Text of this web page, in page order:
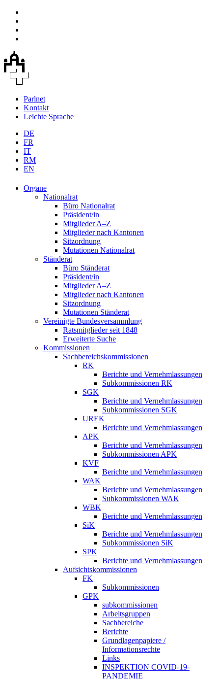
Parlnet
Kontakt
Leichte Sprache
DE
FR
IT
RM
EN
Organe
Nationalrat
Büro Nationalrat
Präsident/in
Mitglieder A–Z
Mitglieder nach Kantonen
Sitzordnung
Mutationen Nationalrat
Ständerat
Büro Ständerat
Präsident/in
Mitglieder A–Z
Mitglieder nach Kantonen
Sitzordnung
Mutationen Ständerat
Vereinigte Bundesversammlung
Ratsmitglieder seit 1848
Erweiterte Suche
Kommissionen
Sachbereichskommissionen
RK
Berichte und Vernehmlassungen
Subkommissionen RK
SGK
Berichte und Vernehmlassungen
Subkommissionen SGK
UREK
Berichte und Vernehmlassungen
APK
Berichte und Vernehmlassungen
Subkommissionen APK
KVF
Berichte und Vernehmlassungen
WAK
Berichte und Vernehmlassungen
Subkommissionen WAK
WBK
Berichte und Vernehmlassungen
SiK
Berichte und Vernehmlassungen
Subkommissionen SiK
SPK
Berichte und Vernehmlassungen
Aufsichtskommissionen
FK
Subkommissionen
GPK
subkommissionen
Arbeitsgruppen
Sachbereiche
Berichte
Grundlagenpapiere /
Informationsrechte
Links
INSPEKTION COVID-19-
PANDEMIE